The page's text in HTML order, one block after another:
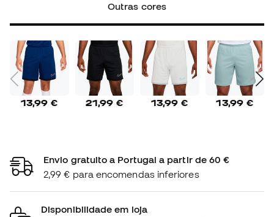
Outras cores
13,99 € 21,99 € 13,99 € 13,99 €
Envio gratuito a Portugal a partir de 60 €
2,99 € para encomendas inferiores
Disponibilidade em loja